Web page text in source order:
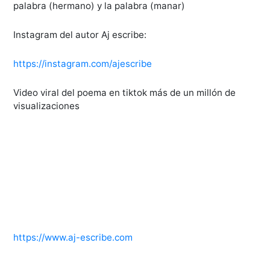
palabra (hermano) y la palabra (manar)
Instagram del autor Aj escribe:
https://instagram.com/ajescribe
Video viral del poema en tiktok más de un millón de
visualizaciones
https://www.aj-escribe.com